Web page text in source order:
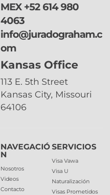
MEX +52 614 980
4063
info@juradograham.c
om
Kansas Office
113 E. 5th Street
Kansas City, Missouri
64106
NAVEGACIÓ
N
Nosotros
Videos
Contacto
SERVICIOS
Visa Vawa
Visa U
Naturalización
Visas Prometidos